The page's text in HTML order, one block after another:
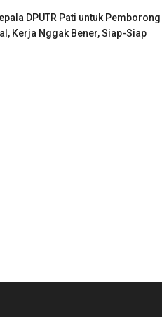
DPUTR Pati untuk Pemborong
Kerja Nggak Bener, Siap-Siap